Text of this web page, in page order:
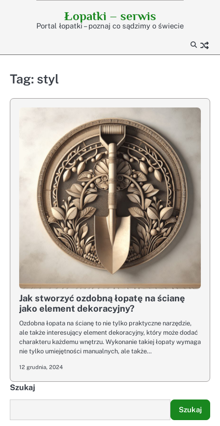
Łopatki – serwis
Portal łopatki – poznaj co sądzimy o świecie
Tag: styl
Jak stworzyć ozdobną łopatę na ścianę
jako element dekoracyjny?
Ozdobna łopata na ścianę to nie tylko praktyczne narzędzie,
ale także interesujący element dekoracyjny, który może dodać
charakteru każdemu wnętrzu. Wykonanie takiej łopaty wymaga
nie tylko umiejętności manualnych, ale także…
12 grudnia, 2024
Szukaj
Szukaj